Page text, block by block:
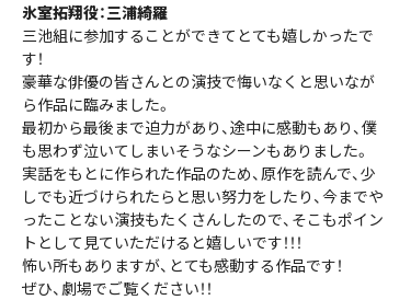
氷室拓翔役：三浦綺羅
三池組に参加することができてとても嬉しかったで
す！
豪華な俳優の皆さんとの演技で悔いなくと思いなが
ら作品に臨みました。
最初から最後まで迫力があり、途中に感動もあり、僕
も思わず泣いてしまいそうなシーンもありました。
実話をもとに作られた作品のため、原作を読んで、少
しでも近づけられたらと思い努力をしたり、今までや
ったことない演技もたくさんしたので、そこもポイン
トとして見ていただけると嬉しいです！！！
怖い所もありますが、とても感動する作品です！
ぜひ、劇場でご覧ください！！